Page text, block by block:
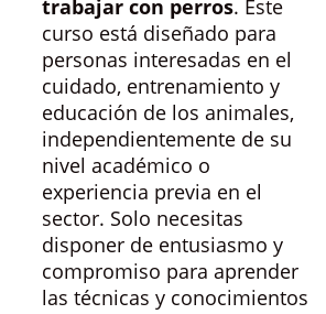
trabajar con perros. Este
curso está diseñado para
personas interesadas en el
cuidado, entrenamiento y
educación de los animales,
independientemente de su
nivel académico o
experiencia previa en el
sector. Solo necesitas
disponer de entusiasmo y
compromiso para aprender
las técnicas y conocimientos